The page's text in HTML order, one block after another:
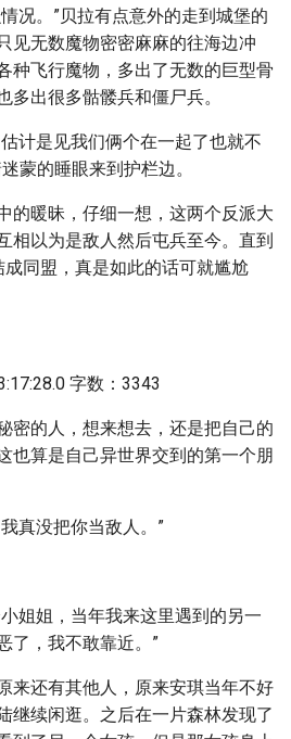
况。”贝拉有点意外的走到城堡的
见无数魔物密密麻麻的往海边冲
种飞行魔物，多出了无数的巨型骨
多出很多骷髅兵和僵尸兵。
计是见我们俩个在一起了也就不
蒙的睡眼来到护栏边。
的暖昧，仔细一想，这两个反派大
相以为是敌人然后屯兵至今。直到
成同盟，真是如此的话可就尴尬
字数：3343
密的人，想来想去，还是把自己的
也算是自己异世界交到的第一个朋
真没把你当敌人。”
姐姐，当年我来这里遇到的另一
了，我不敢靠近。”
来还有其他人，原来安琪当年不好
继续闲逛。之后在一片森林发现了